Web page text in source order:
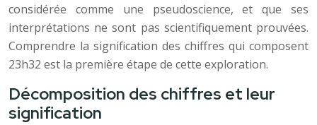
considérée comme une pseudoscience, et que ses
interprétations ne sont pas scientifiquement prouvées.
Comprendre la signification des chiffres qui composent
23h32 est la première étape de cette exploration.
Décomposition des chiffres et leur
signification